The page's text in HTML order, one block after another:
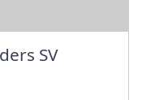
SV